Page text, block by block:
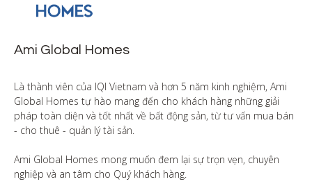
Ami Global Homes
Là thành viên của IQI Vietnam và hơn 5 năm kinh nghiệm, Ami
Global Homes tự hào mang đến cho khách hàng những giải
pháp toàn diện và tốt nhất về bất động sản, từ tư vấn mua bán
- cho thuê - quản lý tài sản.
Ami Global Homes mong muốn đem lại sự trọn vẹn, chuyên
nghiệp và an tâm cho Quý khách hàng.